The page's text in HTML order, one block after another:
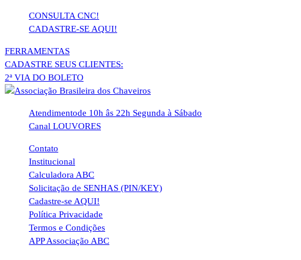
conteúdo
CONSULTA CNC!
CADASTRE-SE AQUI!
FERRAMENTAS
CADASTRE SEUS CLIENTES:
2ª VIA DO BOLETO
Atendimentode 10h âs 22h Segunda à Sábado
Canal LOUVORES
Contato
Institucional
Calculadora ABC
Solicitação de SENHAS (PIN/KEY)
Cadastre-se AQUI!
Política Privacidade
Termos e Condições
APP Associação ABC